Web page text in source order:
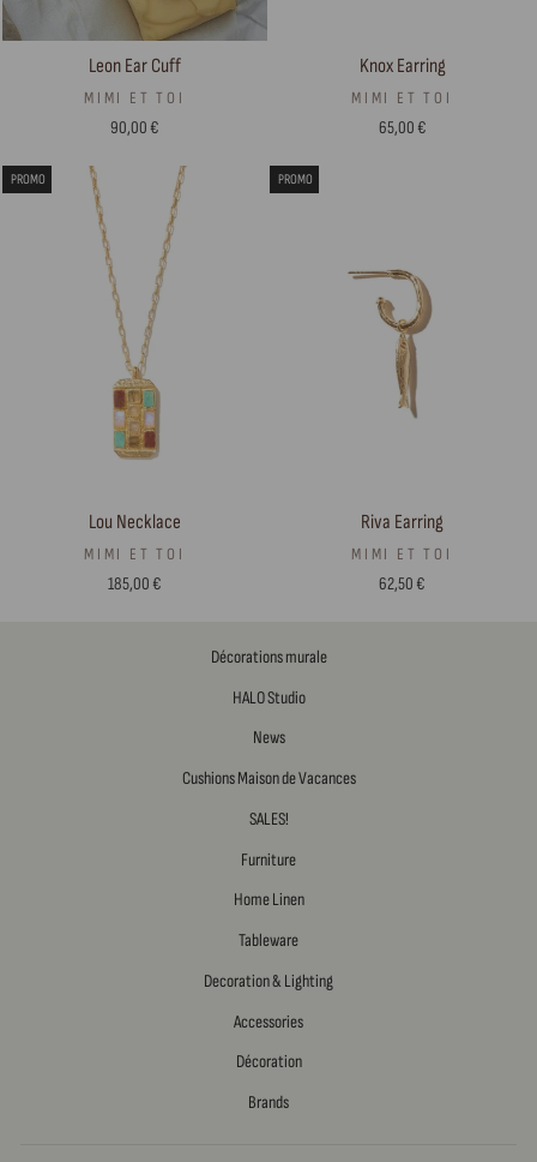
Leon Ear Cuff
MIMI ET TOI
90,00 €
Knox Earring
MIMI ET TOI
65,00 €
PROMO
Lou Necklace
MIMI ET TOI
185,00 €
PROMO
Riva Earring
MIMI ET TOI
62,50 €
Décorations murale
HALO Studio
News
Cushions Maison de Vacances
SALES!
Furniture
Home Linen
Tableware
Decoration & Lighting
Accessories
Décoration
Brands